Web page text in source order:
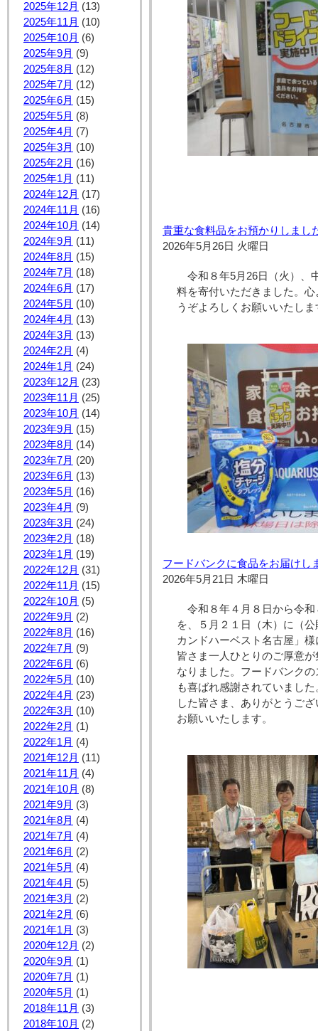
2025年12月 (13)
2025年11月 (10)
2025年10月 (6)
2025年9月 (9)
2025年8月 (12)
2025年7月 (12)
2025年6月 (15)
2025年5月 (8)
2025年4月 (7)
2025年3月 (10)
2025年2月 (16)
2025年1月 (11)
2024年12月 (17)
2024年11月 (16)
2024年10月 (14)
2024年9月 (11)
2024年8月 (15)
2024年7月 (18)
2024年6月 (17)
2024年5月 (10)
2024年4月 (13)
2024年3月 (13)
2024年2月 (4)
2024年1月 (24)
2023年12月 (23)
2023年11月 (25)
2023年10月 (14)
2023年9月 (15)
2023年8月 (14)
2023年7月 (20)
2023年6月 (13)
2023年5月 (16)
2023年4月 (9)
2023年3月 (24)
2023年2月 (18)
2023年1月 (19)
2022年12月 (31)
2022年11月 (15)
2022年10月 (5)
2022年9月 (2)
2022年8月 (16)
2022年7月 (9)
2022年6月 (6)
2022年5月 (10)
2022年4月 (23)
2022年3月 (10)
2022年2月 (1)
2022年1月 (4)
2021年12月 (11)
2021年11月 (4)
2021年10月 (8)
2021年9月 (3)
2021年8月 (4)
2021年7月 (4)
2021年6月 (2)
2021年5月 (4)
2021年4月 (5)
2021年3月 (2)
2021年2月 (6)
2021年1月 (3)
2020年12月 (2)
2020年9月 (1)
2020年7月 (1)
2020年5月 (1)
2018年11月 (3)
2018年10月 (2)
貴重な食料品をお預かりしま
2026年5月26日 火曜日
令和８年5月26日（火）、
料を寄付いただきました。
うぞよろしくお願いいたしま
フードバンクに食品をお届けし
2026年5月21日 木曜日
令和８年４月８日から令
を、５月２１日（木）に（
カンドハーベスト名古屋」
皆さま一人ひとりのご厚意
なりました。フードバンク
も喜ばれ感謝されていまし
した皆さま、ありがとうご
お願いいたします。